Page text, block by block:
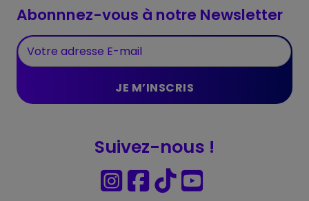
Abonnnez-vous à notre Newsletter
Suivez-nous !